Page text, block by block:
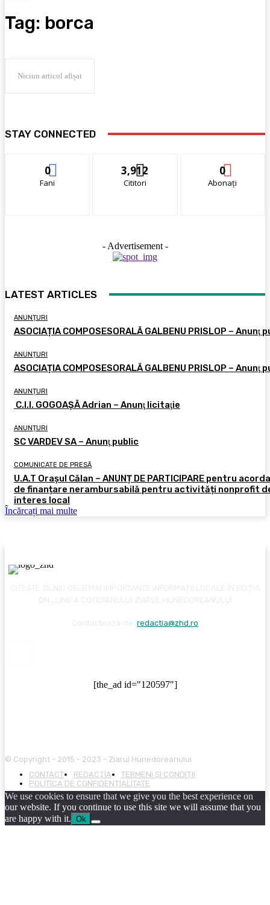
Tag: borca
Niciun articol afișat
STAY CONNECTED
0
Fani
3,912
Cititori
0
Abonați
- Advertisement -
LATEST ARTICLES
ANUNȚURI
ASOCIAȚIA COMPOSESORALĂ GALBENU PRISLOP – Anunţ
ANUNȚURI
ASOCIAȚIA COMPOSESORALĂ GALBENU PRISLOP – Anunţ
ANUNȚURI
C.I.I. GOGOAŞĂ Adrian – Anunţ licitaţie
ANUNȚURI
SC VARDEV SA – Anunţ public
COMUNICATE DE PRESĂ
U.A.T Orașul Călan – ANUNȚ DE PARTICIPARE pentru
de finanțare nerambursabilă pentru activități nonprofit
interes local
Încărcați mai multe
redactia@zhd.ro
[the_ad id="120597"]
© Copyright - 2015 - 2023 - Ziarul Hunedoreanului
CONTACT
REDACŢIA
TERMENI ȘI CONDIȚII
POLITICA DE CONFIDENȚIALITATE
We use cookies to ensure that we give you the best experience on
our website. If you continue to use this site we will assume that you
are happy with it. Ok